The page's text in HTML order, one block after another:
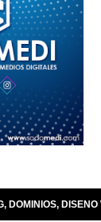
DOMINIOS, DISENO